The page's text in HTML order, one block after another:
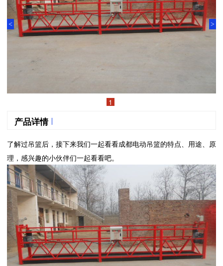
1
< >
产品详情
了解过吊篮后，接下来我们一起看看成都电动吊篮的特点、用途、原
理，感兴趣的小伙伴们一起看看吧。